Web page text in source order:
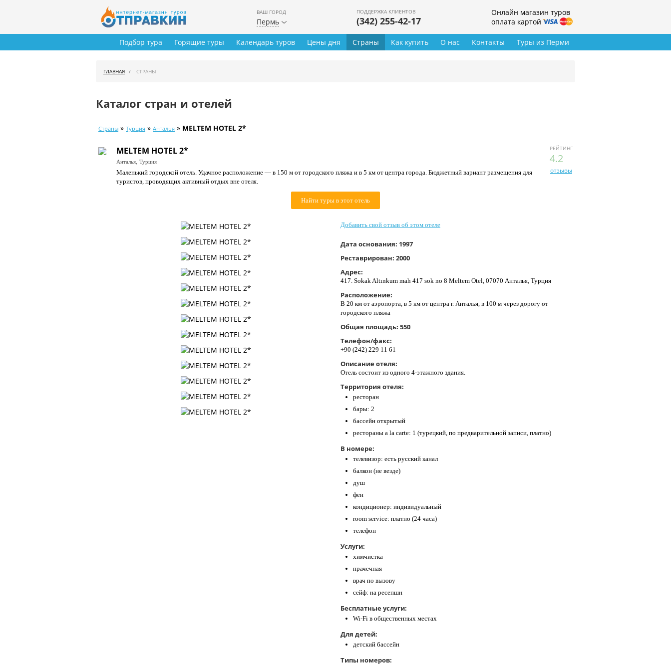
ВАШ ГОРОД
Пермь
ПОДДЕРЖКА КЛИЕНТОВ
(342) 255-42-17
Онлайн магазин туров
оплата картой
Туры из Перми
Подбор тура Горящие туры Календарь туров Цены дня Страны Как купить О нас Контакты
ГЛАВНАЯ СТРАНЫ
Каталог стран и отелей
Страны » Турция » Анталья » MELTEM HOTEL 2*
РЕЙТИНГ
4.2
отзывы
MELTEM HOTEL 2*
Анталья, Турция
Маленький городской отель. Удачное расположение — в 150 м от городского пляжа и в 5 км от центра города. Бюджетный вариант размещения для
туристов, проводящих активный отдых вне отеля.
Найти туры в этот отель
Добавить свой отзыв об этом отеле
Дата основания: 1997
Реставрирован: 2000
Адрес:
417. Sokak Altınkum mah 417 sok no 8 Meltem Otel, 07070 Анталья, Турция
Расположение:
В 20 км от аэропорта, в 5 км от центра г. Анталья, в 100 м через дорогу от
городского пляжа
Общая площадь: 550
Телефон/факс:
+90 (242) 229 11 61
Описание отеля:
Отель состоит из одного 4-этажного здания.
Территория отеля:
ресторан
бары: 2
бассейн открытый
рестораны a la carte: 1 (турецкий, по предварительной записи, платно)
В номере:
телевизор: есть русский канал
балкон (не везде)
душ
фен
кондиционер: индивидуальный
room service: платно (24 часа)
телефон
Услуги:
химчистка
прачечная
врач по вызову
сейф: на ресепшн
Бесплатные услуги:
Wi-Fi в общественных местах
Для детей:
детский бассейн
Типы номеров: